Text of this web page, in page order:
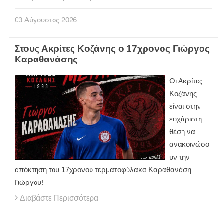
03 Αύγουστος 2026
Στους Ακρίτες Κοζάνης ο 17χρονος Γιώργος
Καραθανάσης
Οι Ακρίτες
Κοζάνης
είναι στην
ευχάριστη
θέση να
ανακοινώσο
υν την
απόκτηση του 17χρονου τερματοφύλακα Καραθανάση
Γιώργου!
Διαβάστε Περισσότερα